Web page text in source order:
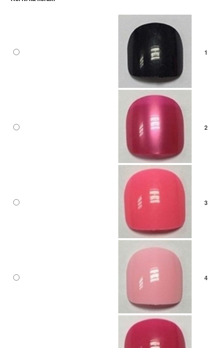
1
2
3
4